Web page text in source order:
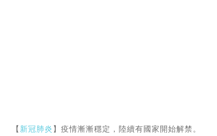
【 新冠肺炎 】疫情漸漸穩定，陸續有國家開始解禁。